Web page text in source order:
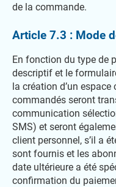
de la commande.
Article 7.3 : Mode
En fonction du type de
descriptif et le
la création d’un
commandés seront
communication
SMS) et seront
client personnel, s’il a
sont fournis et les
date ultérieure a été
confirmation du